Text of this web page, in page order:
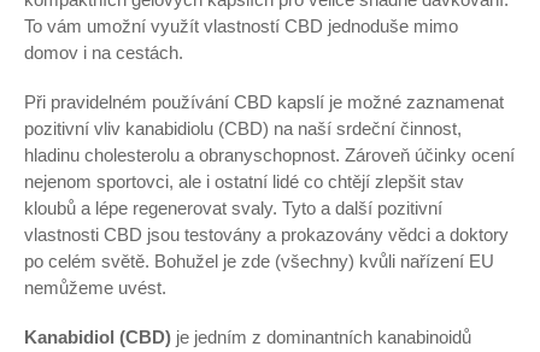
To vám umožní využít vlastností CBD jednoduše mimo
domov i na cestách.
Při pravidelném používání CBD kapslí je možné zaznamenat
pozitivní vliv kanabidiolu (CBD) na naší srdeční činnost,
hladinu cholesterolu a obranyschopnost. Zároveň účinky ocení
nejenom sportovci, ale i ostatní lidé co chtějí zlepšit stav
kloubů a lépe regenerovat svaly. Tyto a další pozitivní
vlastnosti CBD jsou testovány a prokazovány vědci a doktory
po celém světě. Bohužel je zde (všechny) kvůli nařízení EU
nemůžeme uvést.
Kanabidiol (CBD) je jedním z dominantních kanabinoidů